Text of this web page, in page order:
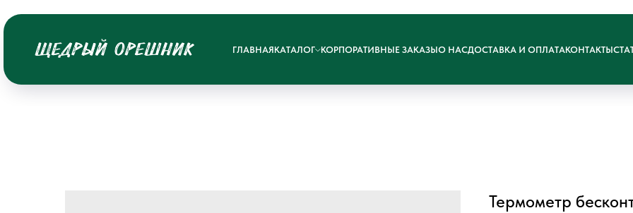
ГЛАВНАЯКАТАЛОГ КОРПОРАТИВНЫЕ ЗАКАЗЫО НАСДОСТАВКА И ОПЛАТАКОНТАКТЫ
Термометр